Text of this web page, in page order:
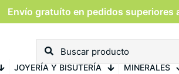
Envío gratuíto en pedidos superiores
JOYERÍA Y BISUTERÍA
MINERALES